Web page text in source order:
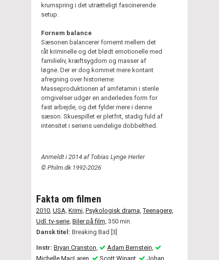
krumspring i det utrætteligt fascinerende
setup.
Fornem balance
Sæsonen balancerer fornemt mellem det
råt kriminelle og det blødt emotionelle med
familieliv, kræftsygdom og masser af
løgne. Der er dog kommet mere kontant
afregning over historierne:
Masseproduktionen af amfetamin i sterile
omgivelser udgør en anderledes form for
fast arbejde, og det fylder mere i denne
sæson. Skuespillet er pletfrit, stadig fuld af
intensitet i seriens uendelige dobbelthed.
Anmeldt i 2014 af Tobias Lynge Herler
© Philm.dk 1992-2026
Fakta om filmen
2010 USA, Krimi, Psykologisk drama, Teenagere,
Udl. tv-serie, Biler på film, 350 min.
Dansk titel: Breaking Bad [3]
Instr: Bryan Cranston,
Adam Bernstein,
Michelle MacLaren,
Scott Winant, Johan